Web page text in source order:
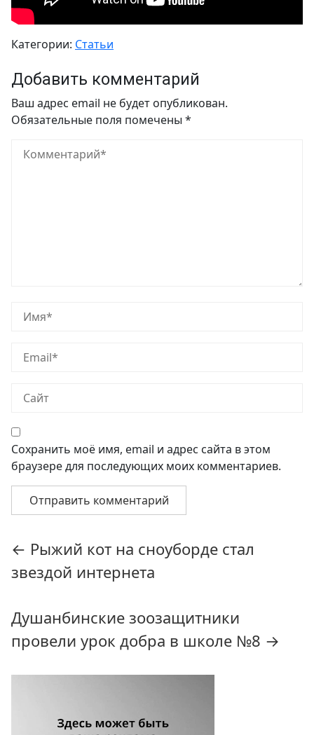
Категории: Статьи
Добавить комментарий
Ваш адрес email не будет опубликован.
Обязательные поля помечены *
Сохранить моё имя, email и адрес сайта в этом
браузере для последующих моих комментариев.
по
записям
← Рыжий кот на сноуборде стал
звездой интернета
Душанбинские зоозащитники
провели урок добра в школе №8 →